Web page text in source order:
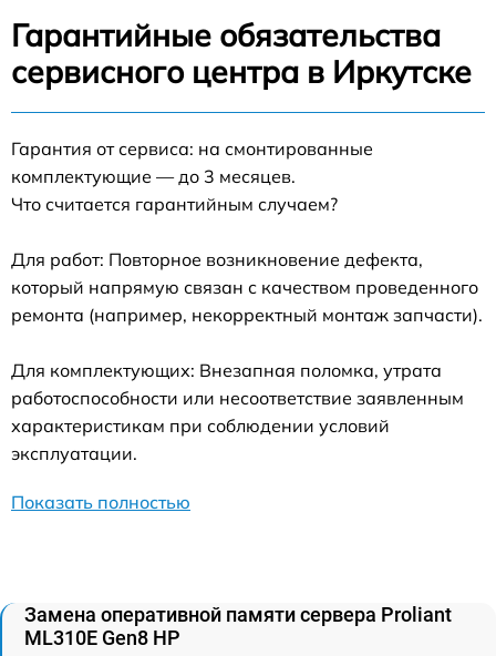
Гарантийные обязательства
сервисного центра в Иркутске
Гарантия от сервиса: на смонтированные
комплектующие — до 3 месяцев.
Что считается гарантийным случаем?
Для работ: Повторное возникновение дефекта,
который напрямую связан с качеством проведенного
ремонта (например, некорректный монтаж запчасти).
Для комплектующих: Внезапная поломка, утрата
работоспособности или несоответствие заявленным
характеристикам при соблюдении условий
эксплуатации.
Показать полностью
Замена оперативной памяти сервера Proliant
ML310E Gen8 HP